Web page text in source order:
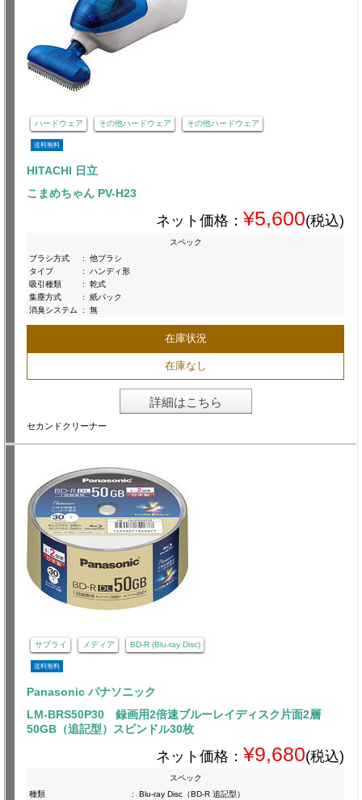
ハードウェア その他ハードウェア その他ハードウェア
送料無料
HITACHI 日立
こまめちゃん PV-H23
ネット価格： ¥5,600(税込)
スペック
ブラシ方式
:
他ブラシ
タイプ
:
ハンディ形
吸引種類
:
乾式
集塵方式
:
紙パック
消臭システム
: 無
在庫状況
在庫なし
詳細はこちら
セカンドクリーナー
サプライ メディア BD-R (Blu-ray Disc)
送料無料
Panasonic パナソニック
LM-BRS50P30 録画用2倍速ブルーレイディスク片面2層
50GB（追記型）スピンドル30枚
ネット価格： ¥9,680(税込)
スペック
種類
:
Blu-ray Disc（BD-R 追記型）